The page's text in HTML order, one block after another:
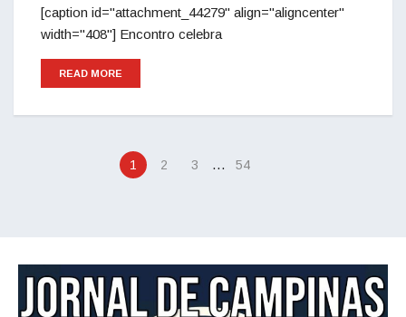
[caption id="attachment_44279" align="aligncenter"
width="408"] Encontro celebra
READ MORE
1 2 3 … 54